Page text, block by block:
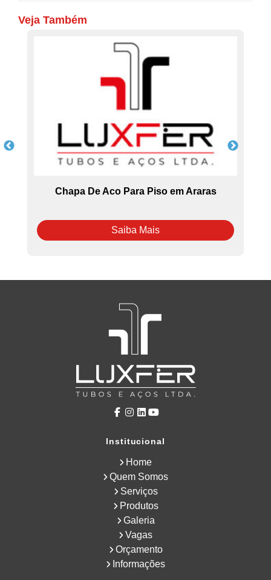
Veja Também
Chapa De Aco Para Piso em Araras
Saiba Mais
Institucional
Home
Quem Somos
Serviços
Produtos
Galeria
Vagas
Orçamento
Informações